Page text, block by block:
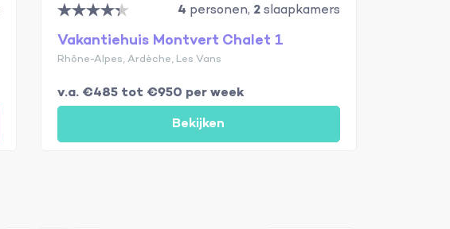
4 personen, 2slaapkamers
Vakantiehuis Montvert Chalet 1
Rhône-Alpes, Ardèche, Les Vans
v.a. €485 tot €950 per week
Bekijken